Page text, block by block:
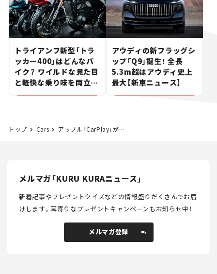
トライアンフ新型「トラ
ッカー400」はどんなバ
イク？ ワイルドな見た目
と軽快な乗り味を両立し
た400ccフラットトラッ
アウディの新フラッグシ
ップ「Q9」誕生！ 全長
5.3m超はアウディ史上
最大【新車ニュース】
トップ Cars アップル「CarPlay」がウルトラ版に超進化！ アストンマーティンが世界初採用！ まずは米国とカナダから提供
メルマガ「KURU KURAニュース」
新着記事やプレゼントクイズなどの情報盛りだくさんでお届
けします。耳寄りなプレゼントキャンペーンもお知らせ中！
メルマガ登録